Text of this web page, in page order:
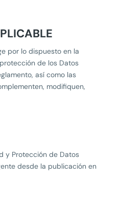
por lo dispuesto en la
de los Datos
así como las
modifiquen,
y Protección de Datos
desde la publicación en